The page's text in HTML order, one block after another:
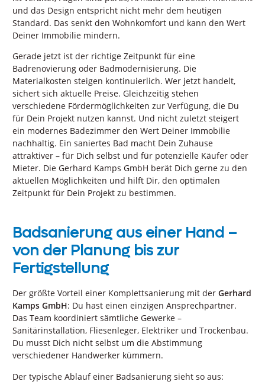
und das Design entspricht nicht mehr dem heutigen
Standard. Das senkt den Wohnkomfort und kann den Wert
Deiner Immobilie mindern.
Gerade jetzt ist der richtige Zeitpunkt für eine
Badrenovierung oder Badmodernisierung. Die
Materialkosten steigen kontinuierlich. Wer jetzt handelt,
sichert sich aktuelle Preise. Gleichzeitig stehen
verschiedene Fördermöglichkeiten zur Verfügung, die Du
für Dein Projekt nutzen kannst. Und nicht zuletzt steigert
ein modernes Badezimmer den Wert Deiner Immobilie
nachhaltig. Ein saniertes Bad macht Dein Zuhause
attraktiver – für Dich selbst und für potenzielle Käufer oder
Mieter. Die Gerhard Kamps GmbH berät Dich gerne zu den
aktuellen Möglichkeiten und hilft Dir, den optimalen
Zeitpunkt für Dein Projekt zu bestimmen.
Badsanierung aus einer Hand –
von der Planung bis zur
Fertigstellung
Der größte Vorteil einer Komplettsanierung mit der Gerhard
Kamps GmbH: Du hast einen einzigen Ansprechpartner.
Das Team koordiniert sämtliche Gewerke –
Sanitärinstallation, Fliesenleger, Elektriker und Trockenbau.
Du musst Dich nicht selbst um die Abstimmung
verschiedener Handwerker kümmern.
Der typische Ablauf einer Badsanierung sieht so aus: